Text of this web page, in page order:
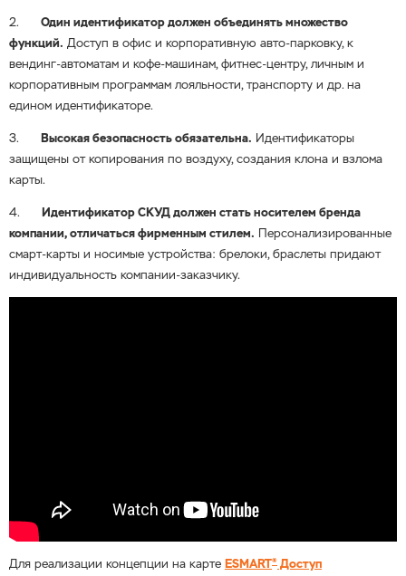
2. Один идентификатор должен объединять множество
функций. Доступ в офис и корпоративную авто-парковку, к
вендинг-автоматам и кофе-машинам, фитнес-центру, личным и
корпоративным программам лояльности, транспорту и др. на
едином идентификаторе.
3. Высокая безопасность обязательна. Идентификаторы
защищены от копирования по воздуху, создания клона и взлома
карты.
4. Идентификатор СКУД должен стать носителем бренда
компании, отличаться фирменным стилем. Персонализированные
смарт-карты и носимые устройства: брелоки, браслеты придают
индивидуальность компании-заказчику.
Для реализации концепции на карте ESMART® Доступ